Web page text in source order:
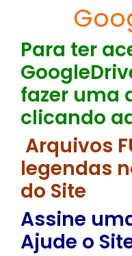
Para ter
fazer uma
clicando
Arquivos
legendas
do Site
Assine
Ajude o